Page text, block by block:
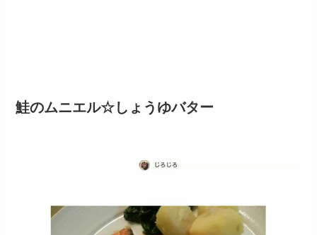
鮭のムニエル☆しょうゆバター